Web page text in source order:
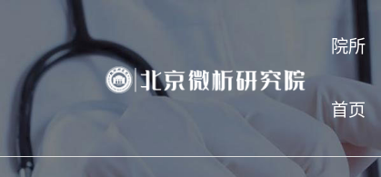
院所
首页